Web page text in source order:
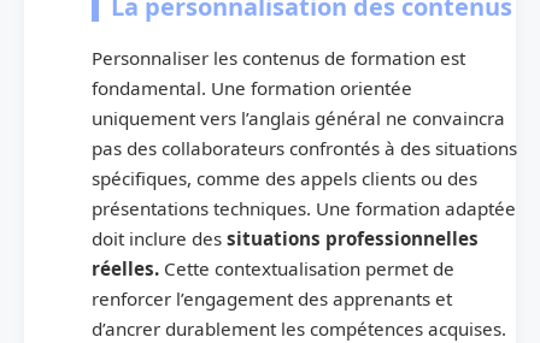
La personnalisation des contenus
Personnaliser les contenus de formation est
fondamental. Une formation orientée
uniquement vers l’anglais général ne convaincra
pas des collaborateurs confrontés à des situations
spécifiques, comme des appels clients ou des
présentations techniques. Une formation adaptée
doit inclure des situations professionnelles
réelles. Cette contextualisation permet de
renforcer l’engagement des apprenants et
d’ancrer durablement les compétences acquises.